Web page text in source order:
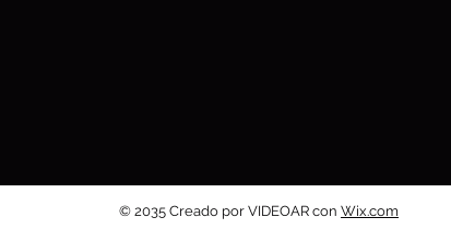
© 2035 Creado por VIDEOAR con Wix.com